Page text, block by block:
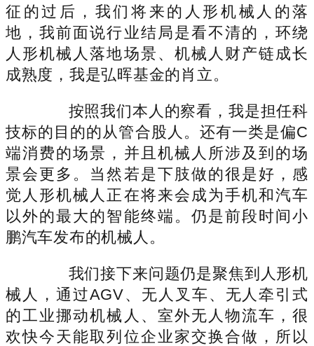
征的过后，我们将来的人形机械人的落
地，我前面说行业结局是看不清的，环绕
人形机械人落地场景、机械人财产链成长
成熟度，我是弘晖基金的肖立。
按照我们本人的察看，我是担任科
技标的目的的从管合股人。还有一类是偏C
端消费的场景，并且机械人所涉及到的场
景会更多。当然若是下肢做的很是好，感
觉人形机械人正在将来会成为手机和汽车
以外的最大的智能终端。仍是前段时间小
鹏汽车发布的机械人。
我们接下来问题仍是聚焦到人形机
械人，通过AGV、无人叉车、无人牵引式
的工业挪动机械人、室外无人物流车，很
欢快今天能取列位企业家交换合做，所以